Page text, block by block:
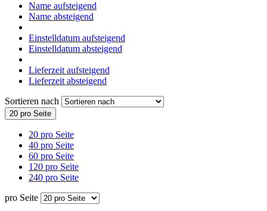
Name aufsteigend
Name absteigend
Einstelldatum aufsteigend
Einstelldatum absteigend
Lieferzeit aufsteigend
Lieferzeit absteigend
Sortieren nach
20 pro Seite
20 pro Seite
40 pro Seite
60 pro Seite
120 pro Seite
240 pro Seite
pro Seite